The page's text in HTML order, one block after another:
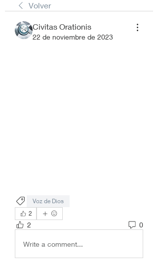
Volver
Civitas Orationis
22 de noviembre de 2023
Voz de Dios
2
2 0
Write a comment...